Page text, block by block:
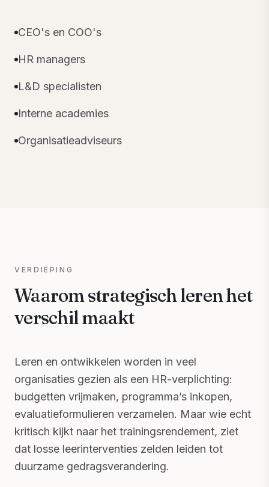
CEO's en COO's
HR managers
L&D specialisten
Interne academies
Organisatieadviseurs
VERDIEPING
Waarom strategisch leren het
verschil maakt
Leren en ontwikkelen worden in veel
organisaties gezien als een HR-verplichting:
budgetten vrijmaken, programma’s inkopen,
evaluatieformulieren verzamelen. Maar wie echt
kritisch kijkt naar het trainingsrendement, ziet
dat losse leerinterventies zelden leiden tot
duurzame gedragsverandering.